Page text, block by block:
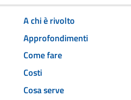
A chi è rivolto
Approfondimenti
Come fare
Costi
Cosa serve